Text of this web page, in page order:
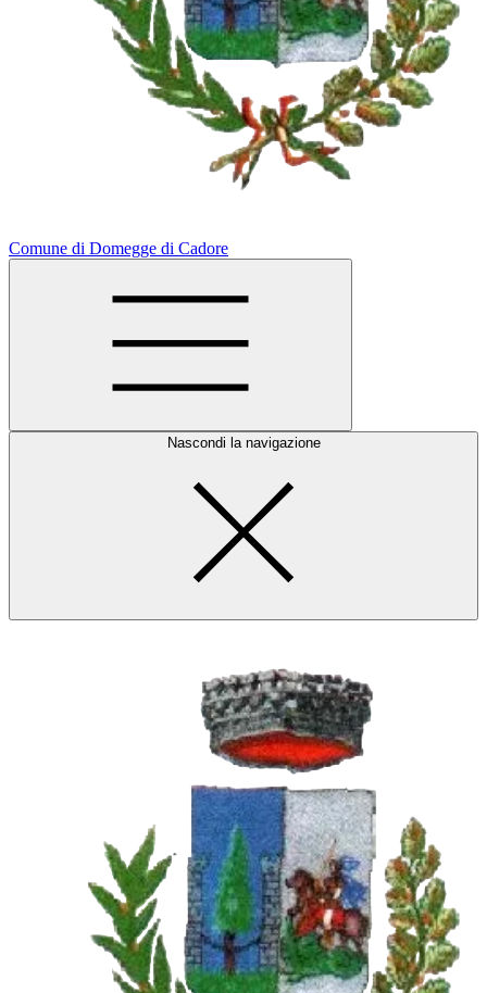
Comune di Domegge di Cadore
Nascondi la navigazione